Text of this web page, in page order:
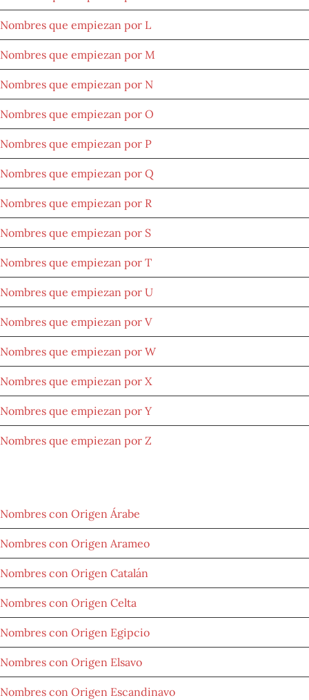
Nombres que empiezan por L
Nombres que empiezan por M
Nombres que empiezan por N
Nombres que empiezan por O
Nombres que empiezan por P
Nombres que empiezan por Q
Nombres que empiezan por R
Nombres que empiezan por S
Nombres que empiezan por T
Nombres que empiezan por U
Nombres que empiezan por V
Nombres que empiezan por W
Nombres que empiezan por X
Nombres que empiezan por Y
Nombres que empiezan por Z
Nombres con Origen Árabe
Nombres con Origen Arameo
Nombres con Origen Catalán
Nombres con Origen Celta
Nombres con Origen Egipcio
Nombres con Origen Elsavo
Nombres con Origen Escandinavo